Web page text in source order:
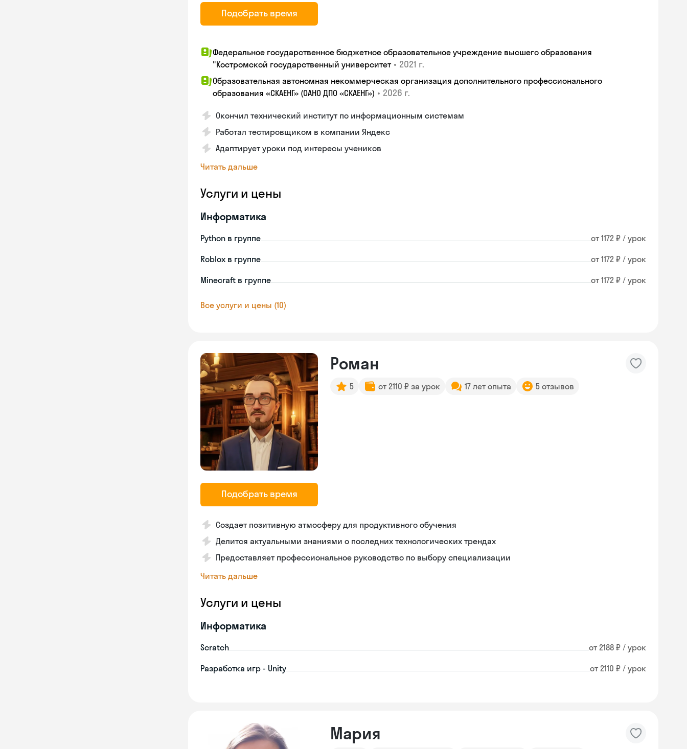
Подобрать время
Федеральное государственное бюджетное образовательное учреждение высшего образования
"Костромской государственный университет • 2021 г.
Образовательная автономная некоммерческая организация дополнительного профессионального
образования «СКАЕНГ» (ОАНО ДПО «СКАЕНГ») • 2026 г.
Окончил технический институт по информационным системам
Работал тестировщиком в компании Яндекс
Адаптирует уроки под интересы учеников
Читать дальше
Услуги и цены
Информатика
Python в группе от 1172 ₽ / урок
Roblox в группе от 1172 ₽ / урок
Minecraft в группе от 1172 ₽ / урок
Все услуги и цены (10)
Подобрать время
Роман
5 от 2110 ₽ за урок 17 лет опыта 5 отзывов
Создает позитивную атмосферу для продуктивного обучения
Делится актуальными знаниями о последних технологических трендах
Предоставляет профессиональное руководство по выбору специализации
Читать дальше
Услуги и цены
Информатика
Scratch от 2188 ₽ / урок
Разработка игр - Unity от 2110 ₽ / урок
Мария